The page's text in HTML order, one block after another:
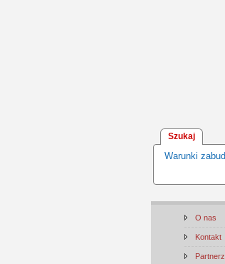
Szukaj
Warunki
O nas
Kontakt